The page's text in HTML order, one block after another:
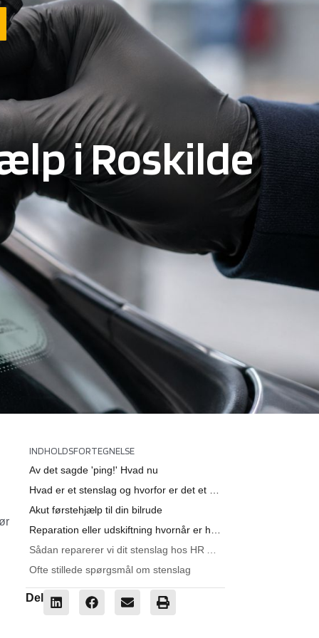
i Roskilde
INDHOLDSFORTEGNELSE
Av det sagde 'ping!' Hvad nu
Akut førstehjælp til din bilrude
Ofte stillede spørgsmål om stenslag
Del